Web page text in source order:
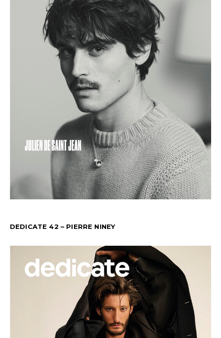
DEDICATE 42 – PIERRE NINEY